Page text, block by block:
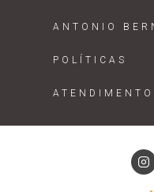
ANTONIO
POLÍTICAS
ATENDIMENTO